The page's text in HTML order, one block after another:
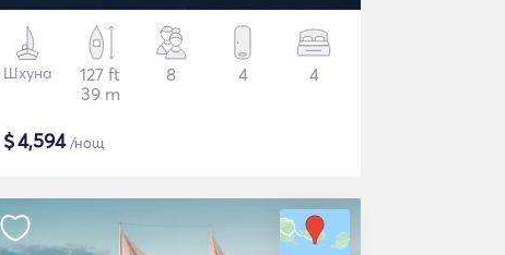
Шхуна
127 ft
39 m
8 4 4
$4,594/нощ